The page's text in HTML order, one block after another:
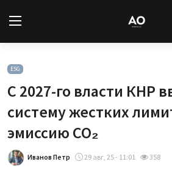
Статьи
Авторы
ESG
С 2027-го власти КНР
систему жестких
эмиссию CO₂
Иванов Петр 29 авг, 25 - 11:01 358